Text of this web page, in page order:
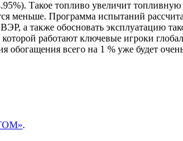
Такое топливо увеличит
меньше. Программа испытаний
а также обосновать эксплуатацию
работают ключевые игроки
всего на 1 % уже будет
.